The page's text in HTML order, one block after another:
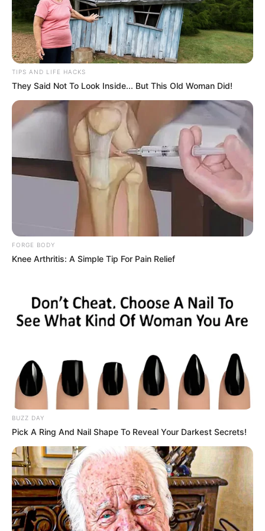
INSPIRASI
7 Kendaraan Tradisional
TIPS AND LIFE HACKS
They Said Not To Look Inside... But This Old Woman Did!
FORGE BODY
Knee Arthritis: A Simple Tip For Pain Relief
BUZZ DAY
Pick A Ring And Nail Shape To Reveal Your Darkest Secrets!